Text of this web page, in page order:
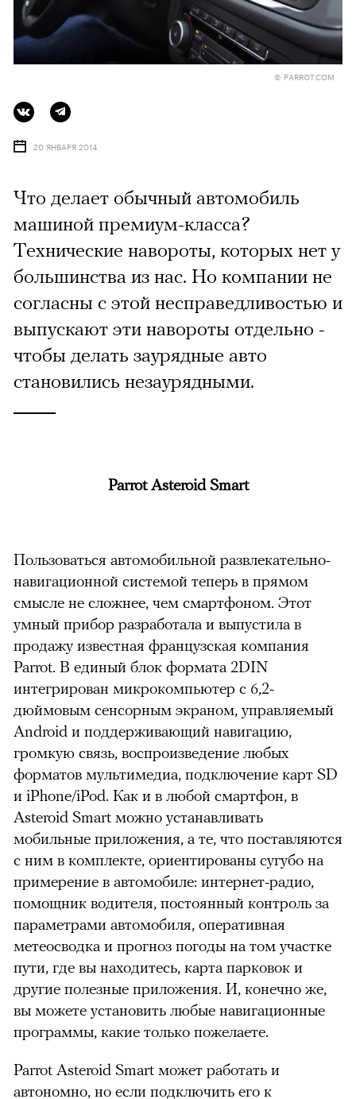
© PARROT.COM
20 ЯНВАРЯ 2014
Что делает обычный автомобиль
машиной премиум-класса?
Технические навороты, которых нет у
большинства из нас. Но компании не
согласны с этой несправедливостью и
выпускают эти навороты отдельно -
чтобы делать заурядные авто
становились незаурядными.
Parrot Asteroid Smart
Пользоваться автомобильной развлекательно-
навигационной системой теперь в прямом
смысле не сложнее, чем смартфоном. Этот
умный прибор разработала и выпустила в
продажу известная французская компания
Parrot. В единый блок формата 2DIN
интегрирован микрокомпьютер с 6,2-
дюймовым сенсорным экраном, управляемый
Android и поддерживающий навигацию,
громкую связь, воспроизведение любых
форматов мультимедиа, подключение карт SD
и iPhone/iPod. Как и в любой смартфон, в
Asteroid Smart можно устанавливать
мобильные приложения, а те, что поставляются
с ним в комплекте, ориентированы сугубо на
примерение в автомобиле: интернет-радио,
помощник водителя, постоянный контроль за
параметрами автомобиля, оперативная
метеосводка и прогноз погоды на том участке
пути, где вы находитесь, карта парковок и
другие полезные приложения. И, конечно же,
вы можете установить любые навигационные
программы, какие только пожелаете.
можно через
Parrot Asteroid Smart может работать и
автономно, но если подключить его к